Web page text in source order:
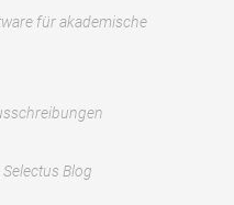
für akademische
Blog